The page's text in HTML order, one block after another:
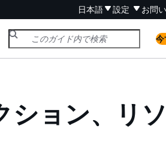
日本語 設定 お問
ョン、リソ